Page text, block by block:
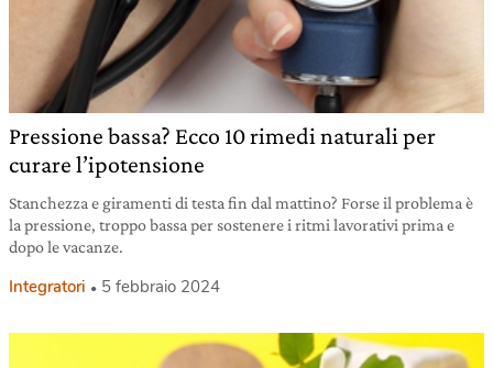
Pressione bassa? Ecco 10 rimedi naturali per
curare l’ipotensione
Stanchezza e giramenti di testa fin dal mattino? Forse il problema è
la pressione, troppo bassa per sostenere i ritmi lavorativi prima e
dopo le vacanze.
Integratori 5 febbraio 2024